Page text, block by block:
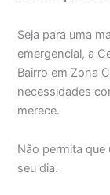
Seja para uma
emergencial, a
Bairro em Zona
necessidades
merece.
Não permita
seu dia.